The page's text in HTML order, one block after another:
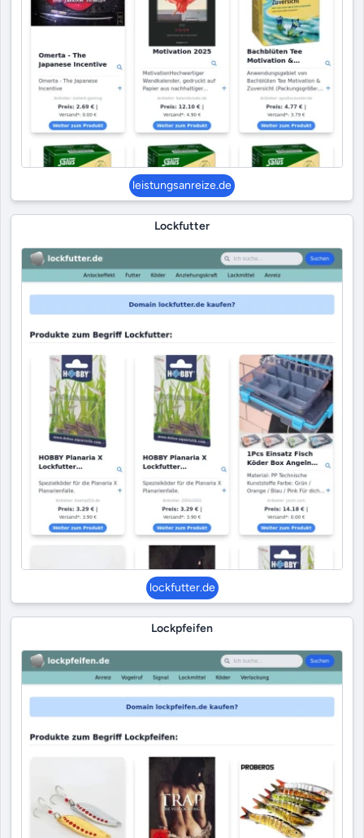
leistungsanreize.de
Lockfutter
lockfutter.de
Lockpfeifen